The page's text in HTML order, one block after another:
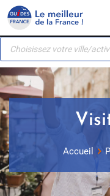
Panneau de gestion des
Skip
content
Recherche
produits
Accueil